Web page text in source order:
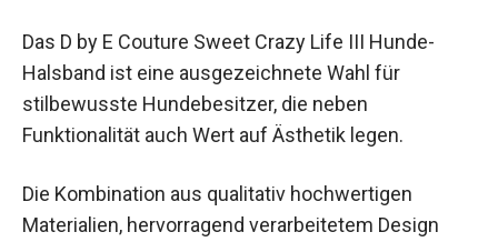
Das D by E Couture Sweet Crazy Life III Hunde-
Halsband ist eine ausgezeichnete Wahl für
stilbewusste Hundebesitzer, die neben
Funktionalität auch Wert auf Ästhetik legen.
Die Kombination aus qualitativ hochwertigen
Materialien, hervorragend verarbeitetem Design